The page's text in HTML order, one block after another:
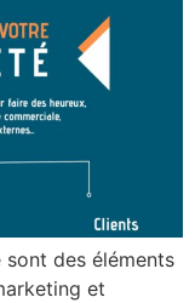
sont des éléments
et